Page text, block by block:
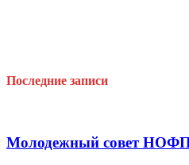
Последние записи
Молодежный совет НОФП